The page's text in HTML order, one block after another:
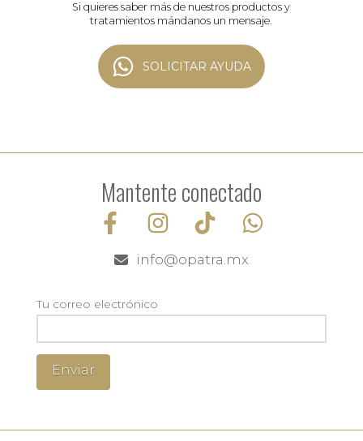
Si quieres saber más de nuestros productos y
tratamientos mándanos un mensaje.
SOLICITAR AYUDA
Mantente conectado
info@opatra.mx
Tu correo electrónico